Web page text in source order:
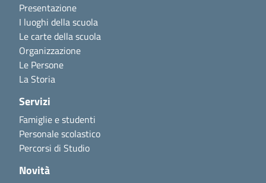
Presentazione
I luoghi della scuola
Le carte della scuola
Organizzazione
Le Persone
La Storia
Servizi
Famiglie e studenti
Personale scolastico
Percorsi di Studio
Novità